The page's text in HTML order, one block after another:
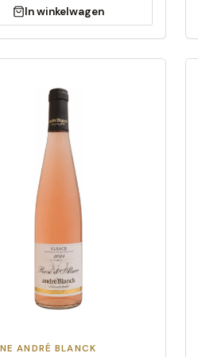
In winkelwagen
ANDRÉ BLANCK